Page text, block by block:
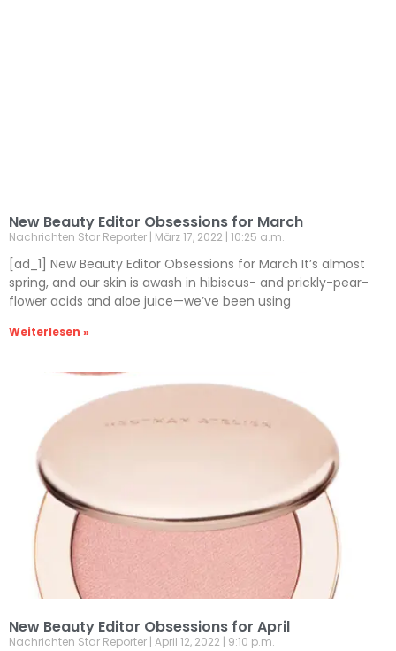
New Beauty Editor Obsessions for March
Nachrichten Star Reporter März 17, 2022 10:25 a.m.
[ad_1] New Beauty Editor Obsessions for March It’s almost
spring, and our skin is awash in hibiscus- and prickly-pear-
flower acids and aloe juice—we’ve been using
Weiterlesen »
New Beauty Editor Obsessions for April
Nachrichten Star Reporter April 12, 2022 9:10 p.m.